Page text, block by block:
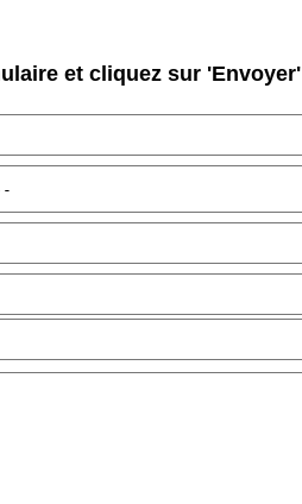
et cliquez sur 'Envoyer'